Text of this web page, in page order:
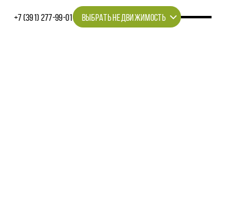
+7 (391) 277‒99‒01 ВЫБРАТЬ НЕДВИЖИМОСТЬ